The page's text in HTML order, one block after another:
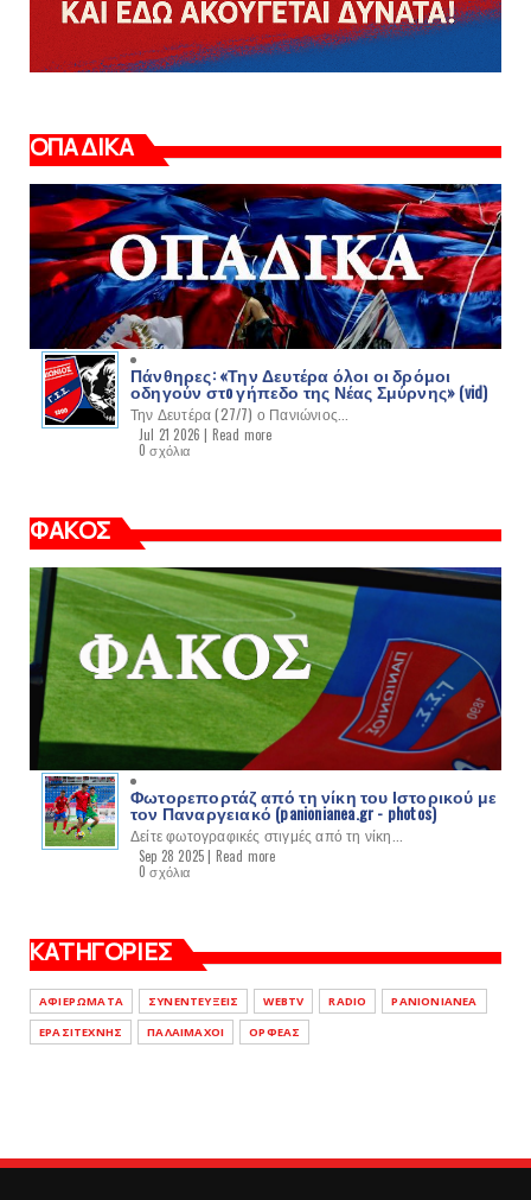
ΟΠΑΔΙΚΑ
Πάνθηρες: «Την Δευτέρα όλοι οι δρόμοι
οδηγούν στo γήπεδο της Νέας Σμύρνης» (vid)
Την Δευτέρα (27/7) ο Πανιώνιος...
Jul 21 2026 | Read more
0 σχόλια
ΦΑΚΟΣ
Φωτορεπορτάζ από τη νίκη του Ιστορικού με
τον Παναργειακό (panionianea.gr - photos)
Δείτε φωτογραφικές στιγμές από τη νίκη...
Sep 28 2025 | Read more
0 σχόλια
ΚΑΤΗΓΟΡΙΕΣ
ΑΦΙΕΡΩΜΑΤΑ ΣΥΝΕΝΤΕΥΞΕΙΣ WEBTV RADIO
PANIONIANEA
ΕΡΑΣΙΤΕΧΝΗΣ
ΠΑΛΑΙΜΑΧΟΙ ΟΡΦΕΑΣ